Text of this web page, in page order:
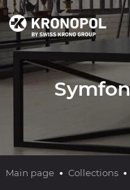
Main page Collections